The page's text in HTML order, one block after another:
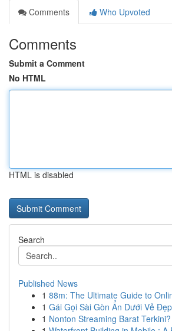
Comments
Who Upvoted
Comments
Submit a Comment
No HTML
HTML is disabled
Search
Published News
1 88m: The Ultimate Guide to
1 Gái Gọi Sài Gòn Ẩn Dưới Vẻ Đẹp
1 Nonton Streaming Barat